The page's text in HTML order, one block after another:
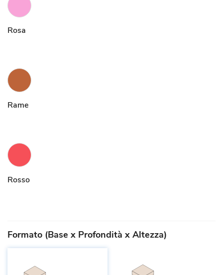
Rosa
Rame
Rosso
Formato (Base x Profondità x Altezza)